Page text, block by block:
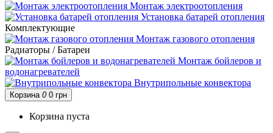
Монтаж электроотопления
Установка батарей отопления
Комплектующие
Монтаж газового отопления
Радиаторы / Батареи
Монтаж бойлеров и
водонагревателей
Внутрипольные конвектора
Корзина 0 0 грн
Корзина пуста